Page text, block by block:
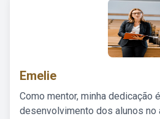
Emelie
Como mentor, minha dedicação
desenvolvimento dos alunos no